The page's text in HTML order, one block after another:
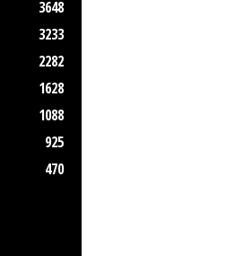
3648
3233
2282
1628
1088
925
470